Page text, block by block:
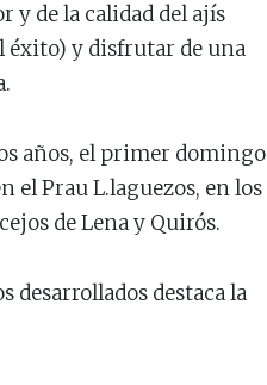
y de la calidad del ajís
éxito) y disfrutar de una
años, el primer domingo
el Prau L.laguezos, en los
de Lena y Quirós.
desarrollados destaca la